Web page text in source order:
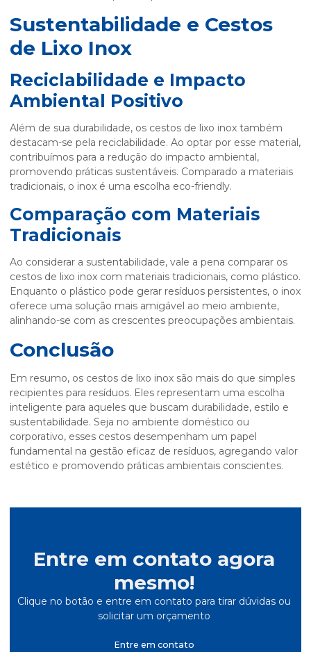
Sustentabilidade e Cestos
de Lixo Inox
Reciclabilidade e Impacto
Ambiental Positivo
Além de sua durabilidade, os cestos de lixo inox também
destacam-se pela reciclabilidade. Ao optar por esse material,
contribuímos para a redução do impacto ambiental,
promovendo práticas sustentáveis. Comparado a materiais
tradicionais, o inox é uma escolha eco-friendly.
Comparação com Materiais
Tradicionais
Ao considerar a sustentabilidade, vale a pena comparar os
cestos de lixo inox com materiais tradicionais, como plástico.
Enquanto o plástico pode gerar resíduos persistentes, o inox
oferece uma solução mais amigável ao meio ambiente,
alinhando-se com as crescentes preocupações ambientais.
Conclusão
Em resumo, os cestos de lixo inox são mais do que simples
recipientes para resíduos. Eles representam uma escolha
inteligente para aqueles que buscam durabilidade, estilo e
sustentabilidade. Seja no ambiente doméstico ou
corporativo, esses cestos desempenham um papel
fundamental na gestão eficaz de resíduos, agregando valor
estético e promovendo práticas ambientais conscientes.
Entre em contato agora
mesmo!
Clique no botão e entre em contato para tirar dúvidas ou
solicitar um orçamento
Entre em contato